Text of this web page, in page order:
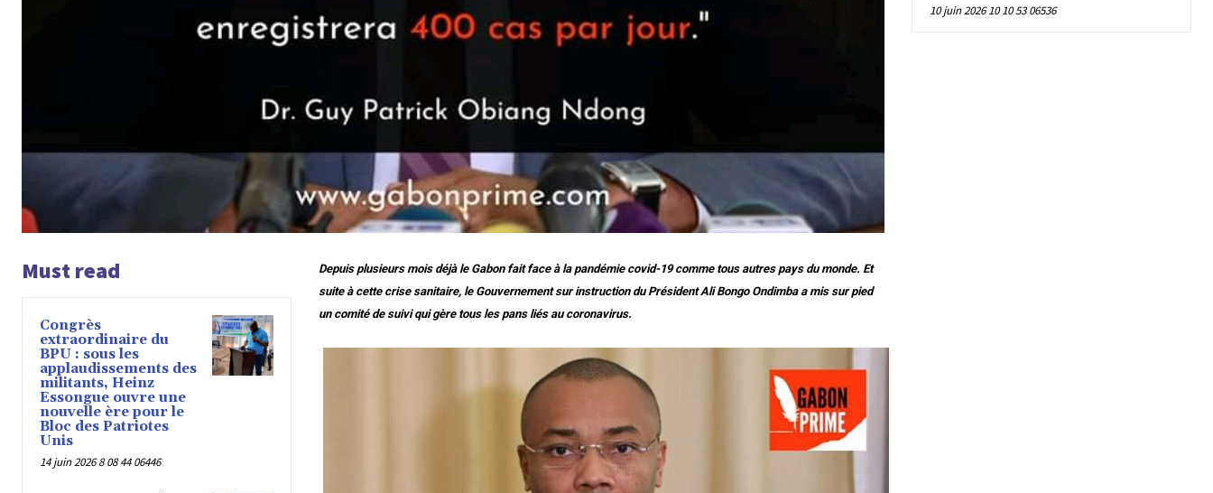
Must read
Congrès
extraordinaire du
BPU : sous les
applaudissements des
militants, Heinz
Essongue ouvre une
nouvelle ère pour le
Bloc des Patriotes
Unis
14 juin 2026 8 08 44 06446
Depuis plusieurs mois déjà le Gabon fait face à la pandémie covid-19 comme tous autres pays du monde. Et
suite à cette crise sanitaire, le Gouvernement sur instruction du Président Ali Bongo Ondimba a mis sur pied
un comité de suivi qui gère tous les pans liés au coronavirus.
10 juin 2026 10 10 53 06536